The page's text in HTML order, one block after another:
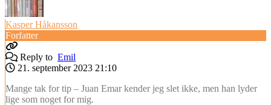
Kasper Håkansson
Forfatter
Reply to Emil
21. september 2023 21:10
Mange tak for tip – Juan Emar kender jeg slet ikke, men han lyder
lige som noget for mig.